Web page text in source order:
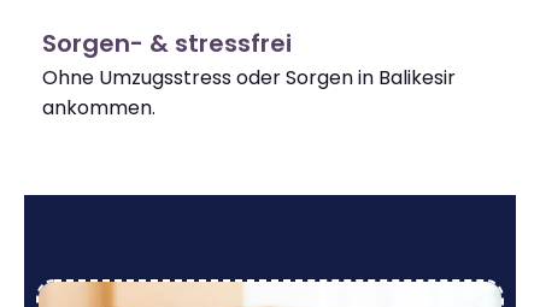
Sorgen- & stressfrei
Ohne Umzugsstress oder Sorgen in Balikesir
ankommen.